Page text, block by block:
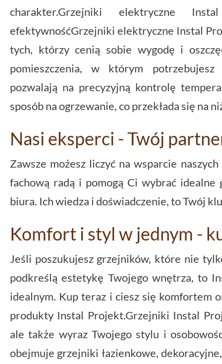
charakter.Grzejniki elektryczne
efektywnośćGrzejniki elektryczne Instal
tych, którzy cenią sobie wygodę i
pomieszczenia, w którym
pozwalają na precyzyjną kontrolę
sposób na ogrzewanie, co przekłada się na
Nasi eksperci - Twój
Zawsze możesz liczyć na wsparcie
fachową radą i pomogą Ci wybrać
biura. Ich wiedza i doświadczenie, to Twój
Komfort i styl w jednym -
Jeśli poszukujesz grzejników, które nie
podkreślą estetykę Twojego wnętrza, to
idealnym. Kup teraz i ciesz się komfortem
produkty Instal Projekt.Grzejniki Instal
ale także wyraz Twojego stylu i
obejmuje grzejniki łazienkowe,